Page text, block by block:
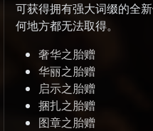
可获得拥有强大词缀的全
何地方都无法取得。
奢华之胎赠
华丽之胎赠
启示之胎赠
捆扎之胎赠
图章之胎赠